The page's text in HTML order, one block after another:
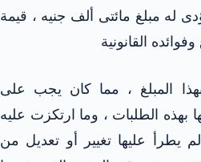
له مبلغ مائتى ألف جنيه ، قيمة
القانونية
المبلغ ، مما كان يجب على
بهذه الطلبات ، وما ارتكزت عليه
يطرأ عليها تغيير أو تعديل من